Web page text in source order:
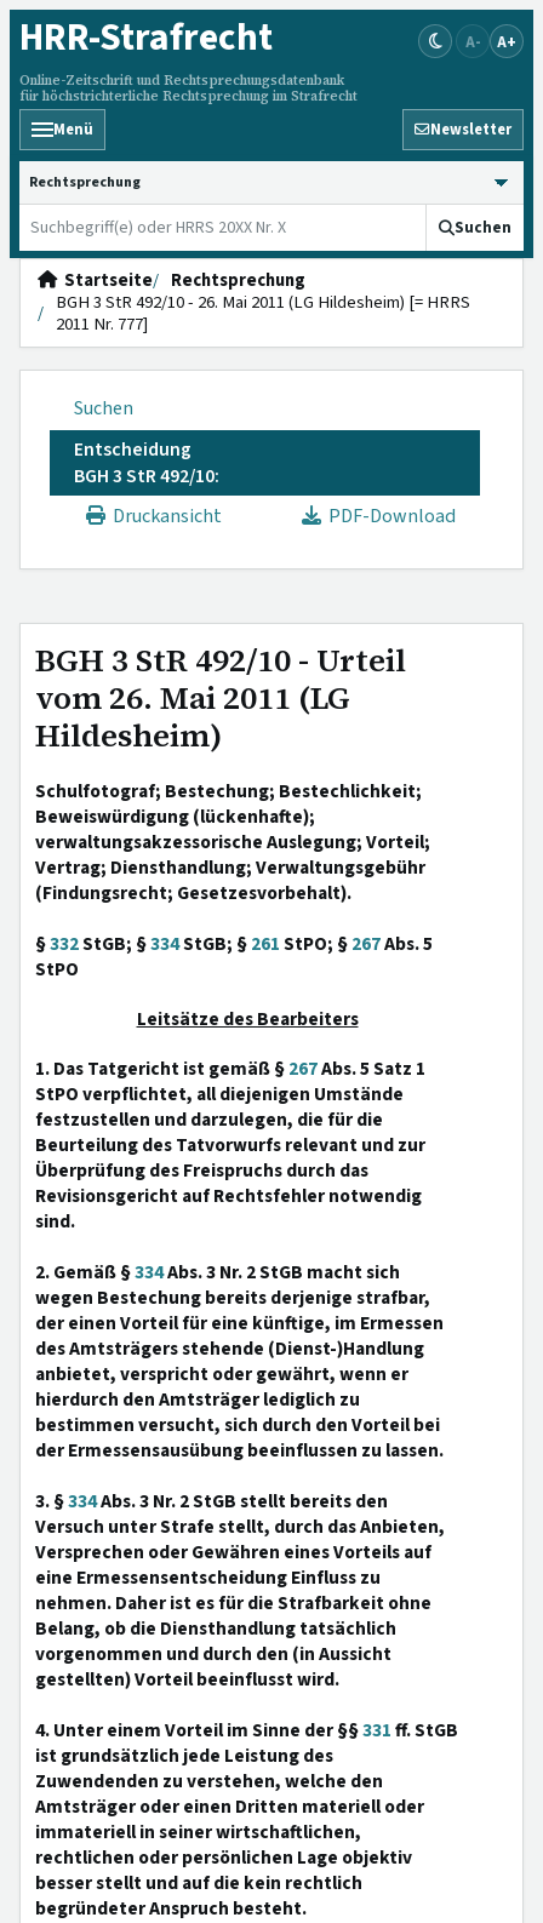
HRR-Strafrecht
Online-Zeitschrift und Rechtsprechungsdatenbank
für höchstrichterliche Rechtsprechung im Strafrecht
A- A+
Menü Newsletter
HRRS durchsuchen
Suchen
Startseite
Rechtsprechung
BGH 3 StR 492/10 - 26. Mai 2011 (LG Hildesheim) [= HRRS
2011 Nr. 777]
Suchen
Entscheidung
BGH 3 StR 492/10:
Druckansicht
PDF-Download
BGH 3 StR 492/10 - Urteil
vom 26. Mai 2011 (LG
Hildesheim)
Schulfotograf; Bestechung; Bestechlichkeit;
Beweiswürdigung (lückenhafte);
verwaltungsakzessorische Auslegung; Vorteil;
Vertrag; Diensthandlung; Verwaltungsgebühr
(Findungsrecht; Gesetzesvorbehalt).
§332StGB; §334StGB; §261StPO; §267Abs. 5
StPO
Leitsätze des Bearbeiters
1. Das Tatgericht ist gemäß §267Abs. 5 Satz 1
StPO verpflichtet, all diejenigen Umstände
festzustellen und darzulegen, die für die
Beurteilung des Tatvorwurfs relevant und zur
Überprüfung des Freispruchs durch das
Revisionsgericht auf Rechtsfehler notwendig
sind.
2. Gemäß §334Abs. 3 Nr. 2 StGB macht sich
wegen Bestechung bereits derjenige strafbar,
der einen Vorteil für eine künftige, im Ermessen
des Amtsträgers stehende (Dienst-)Handlung
anbietet, verspricht oder gewährt, wenn er
hierdurch den Amtsträger lediglich zu
bestimmen versucht, sich durch den Vorteil bei
der Ermessensausübung beeinflussen zu lassen.
3. §334Abs. 3 Nr. 2 StGB stellt bereits den
Versuch unter Strafe stellt, durch das Anbieten,
Versprechen oder Gewähren eines Vorteils auf
eine Ermessensentscheidung Einfluss zu
nehmen. Daher ist es für die Strafbarkeit ohne
Belang, ob die Diensthandlung tatsächlich
vorgenommen und durch den (in Aussicht
gestellten) Vorteil beeinflusst wird.
4. Unter einem Vorteil im Sinne der §§331ff. StGB
ist grundsätzlich jede Leistung des
Zuwendenden zu verstehen, welche den
Amtsträger oder einen Dritten materiell oder
immateriell in seiner wirtschaftlichen,
rechtlichen oder persönlichen Lage objektiv
besser stellt und auf die kein rechtlich
begründeter Anspruch besteht.